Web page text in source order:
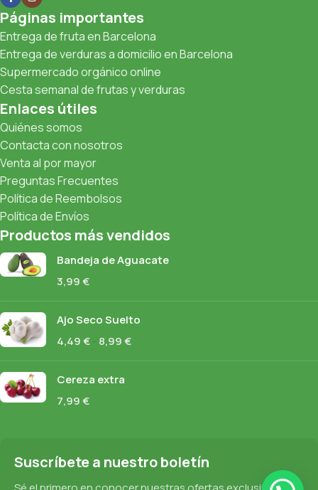
Páginas importantes
Entrega de fruta en Barcelona
Entrega de verduras a domicilio en Barcelona
Supermercado orgánico online
Cesta semanal de frutas y verduras
Enlaces útiles
Quiénes somos
Contacta con nosotros
Venta al por mayor
Preguntas Frecuentes
Política de Reembolsos
Política de Envíos
Productos más vendidos
Bandeja de Aguacate
3,99€
Ajo Seco Suelto
4,49€ 8,99€
Cereza extra
7,99€
Suscríbete a nuestro boletín